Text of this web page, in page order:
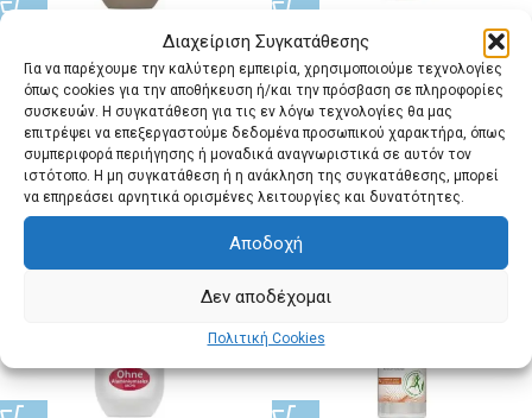
Διαχείριση Συγκατάθεσης
Για να παρέχουμε την καλύτερη εμπειρία, χρησιμοποιούμε τεχνολογίες
όπως cookies για την αποθήκευση ή/και την πρόσβαση σε πληροφορίες
συσκευών. Η συγκατάθεση για τις εν λόγω τεχνολογίες θα μας
επιτρέψει να επεξεργαστούμε δεδομένα προσωπικού χαρακτήρα, όπως
συμπεριφορά περιήγησης ή μοναδικά αναγνωριστικά σε αυτόν τον
ιστότοπο. Η μη συγκατάθεση ή η ανάκληση της συγκατάθεσης, μπορεί
να επηρεάσει αρνητικά ορισμένες λειτουργίες και δυνατότητες.
Αποδοχή
Δεν αποδέχομαι
Πολιτική Cookies
LAVERA | Αποσμητικό (roll-on)
Φυσικό & Ήπιο Natural & Mild
(50ml)
Σώμα Lavera,Αποσμητικα,Lavera
6,83€ με ΦΠΑ
LAVERA | Αποσμητικό Refresh
(σπρέι) 75ml
Σώμα Lavera,Αποσμητικα
8,57€ με ΦΠΑ